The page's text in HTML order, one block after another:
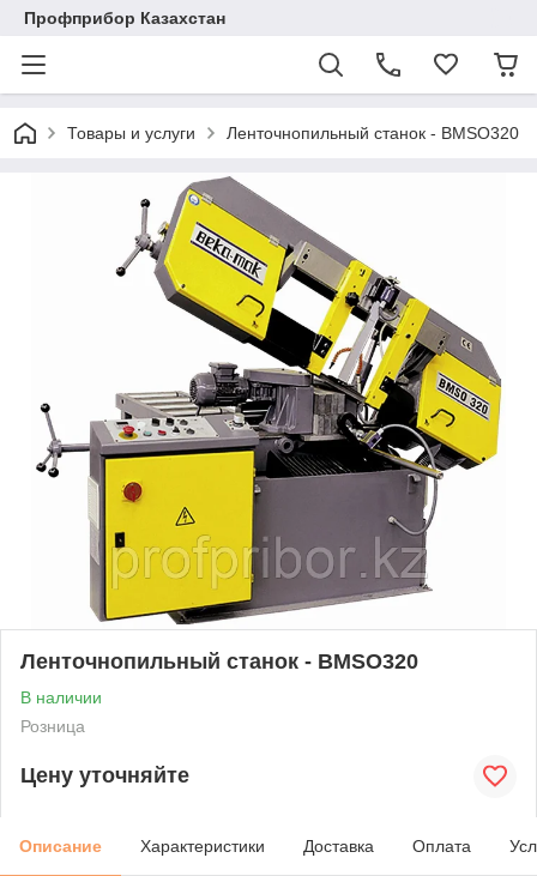
Профприбор Казахстан
Товары и услуги Ленточнопильный станок - BMSO320
Ленточнопильный станок - BMSO320
В наличии
Розница
Цену уточняйте
Описание Характеристики Доставка Оплата